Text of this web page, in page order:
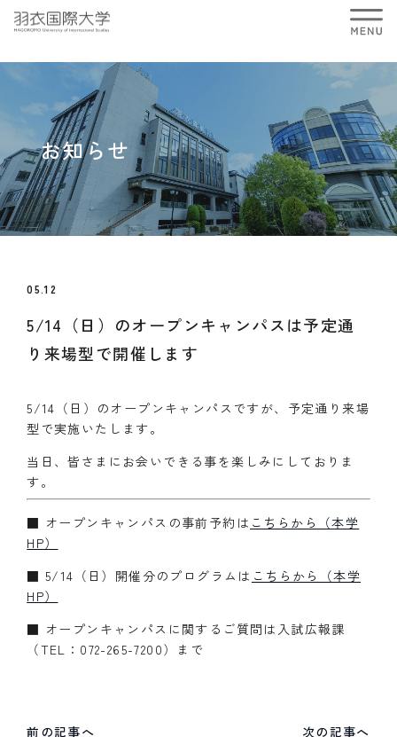
お知らせ
05.12
5/14（日）のオープンキャンパスは予定通
り来場型で開催します
5/14（日）のオープンキャンパスですが、予定通り来場
型で実施いたします。
当日、皆さまにお会いできる事を楽しみにしておりま
す。
■ オープンキャンパスの事前予約は こちらから（本学
HP）
■ 5/14（日）開催分のプログラムは こちらから（本学
HP）
■ オープンキャンパスに関するご質問は入試広報課
（TEL：072-265-7200）まで
前の記事へ 次の記事へ